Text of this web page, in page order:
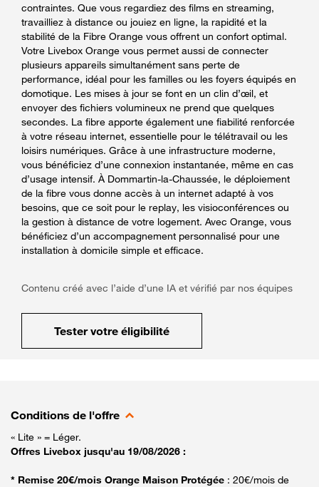
contraintes. Que vous regardiez des films en streaming,
travailliez à distance ou jouiez en ligne, la rapidité et la
stabilité de la Fibre Orange vous offrent un confort optimal.
Votre Livebox Orange vous permet aussi de connecter
plusieurs appareils simultanément sans perte de
performance, idéal pour les familles ou les foyers équipés en
domotique. Les mises à jour se font en un clin d’œil, et
envoyer des fichiers volumineux ne prend que quelques
secondes. La fibre apporte également une fiabilité renforcée
à votre réseau internet, essentielle pour le télétravail ou les
loisirs numériques. Grâce à une infrastructure moderne,
vous bénéficiez d’une connexion instantanée, même en cas
d’usage intensif. À Dommartin-la-Chaussée, le déploiement
de la fibre vous donne accès à un internet adapté à vos
besoins, que ce soit pour le replay, les visioconférences ou
la gestion à distance de votre logement. Avec Orange, vous
bénéficiez d’un accompagnement personnalisé pour une
installation à domicile simple et efficace.
Contenu créé avec l’aide d’une IA et vérifié par nos équipes
Tester votre éligibilité
Conditions de l'offre
« Lite » = Léger.
Offres Livebox jusqu'au 19/08/2026 :
* Remise 20€/mois Orange Maison Protégée : 20€/mois de